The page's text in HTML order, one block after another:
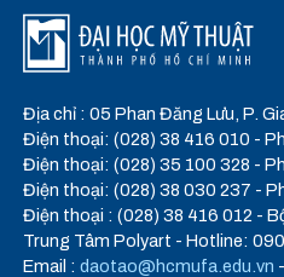
Địa chỉ : 05 Phan Đăng Lưu, P.
Điện thoại: (028) 38 416 010 -
Điện thoại: (028) 35 100 328 -
Điện thoại: (028) 38 030 237 -
Điện thoại : (028) 38 416 012 -
Trung Tâm Polyart - Hotline:
Email : daotao@hcmufa.edu.vn